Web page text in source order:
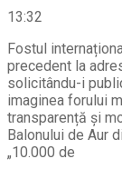
13:32
Fostul
precedent la
solicitându-i
imaginea forului
transparență și
Balonului de Aur
„10.000 de